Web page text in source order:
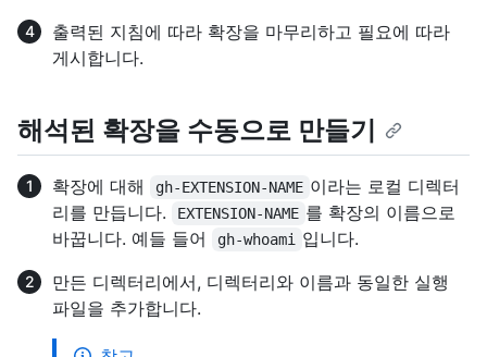
출력된 지침에 따라 확장을 마무리하고 필요에 따라
게시합니다.
해석된 확장을 수동으로 만들기
확장에 대해 gh-EXTENSION-NAME 이라는 로컬 디렉터
리를 만듭니다.
EXTENSION-NAME 를 확장의 이름으로
바꿉니다. 예들 들어
gh-whoami
입니다.
만든 디렉터리에서, 디렉터리와 이름과 동일한 실행
파일을 추가합니다.